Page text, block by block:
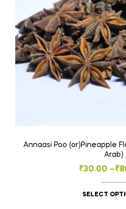
Annaasi Poo (or)Pineapple
Arab)
₹30.00 –₹
SELECT